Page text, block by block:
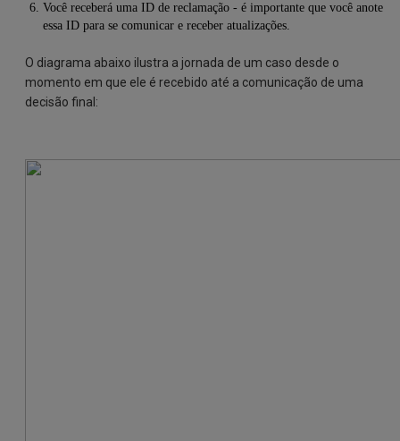
Você receberá uma ID de reclamação - é importante que você anote
essa ID para se comunicar e receber atualizações.
O diagrama abaixo ilustra a jornada de um caso desde o
momento em que ele é recebido até a comunicação de uma
decisão final: